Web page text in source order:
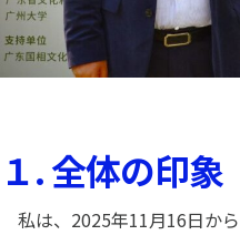
１. 全体の印象
私は、2025年11月16日か